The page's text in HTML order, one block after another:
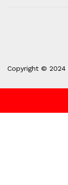
Copyright © 2024
¿En qué podemos